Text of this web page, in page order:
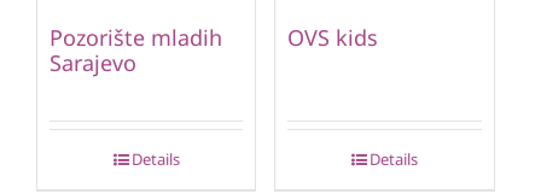
Pozorište mladih
Sarajevo
Details
OVS kids
Details